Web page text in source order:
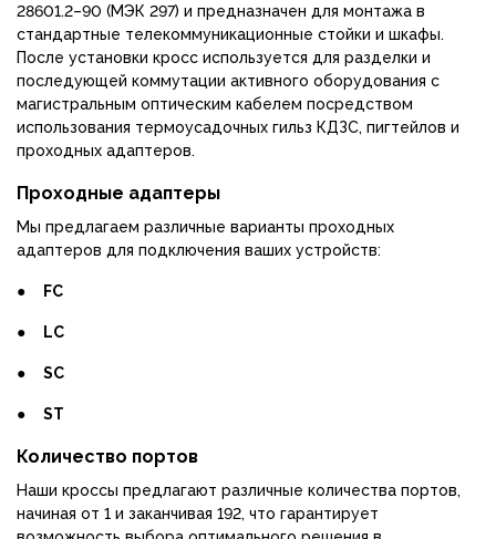
28601.2–90 (МЭК 297) и предназначен для монтажа в
стандартные телекоммуникационные стойки и шкафы.
После установки кросс используется для разделки и
последующей коммутации активного оборудования с
магистральным оптическим кабелем посредством
использования термоусадочных гильз КДЗС, пигтейлов и
проходных адаптеров.
Проходные адаптеры
Мы предлагаем различные варианты проходных
адаптеров для подключения ваших устройств:
● FC
● LC
● SC
● ST
Количество портов
Наши кроссы предлагают различные количества портов,
начиная от 1 и заканчивая 192, что гарантирует